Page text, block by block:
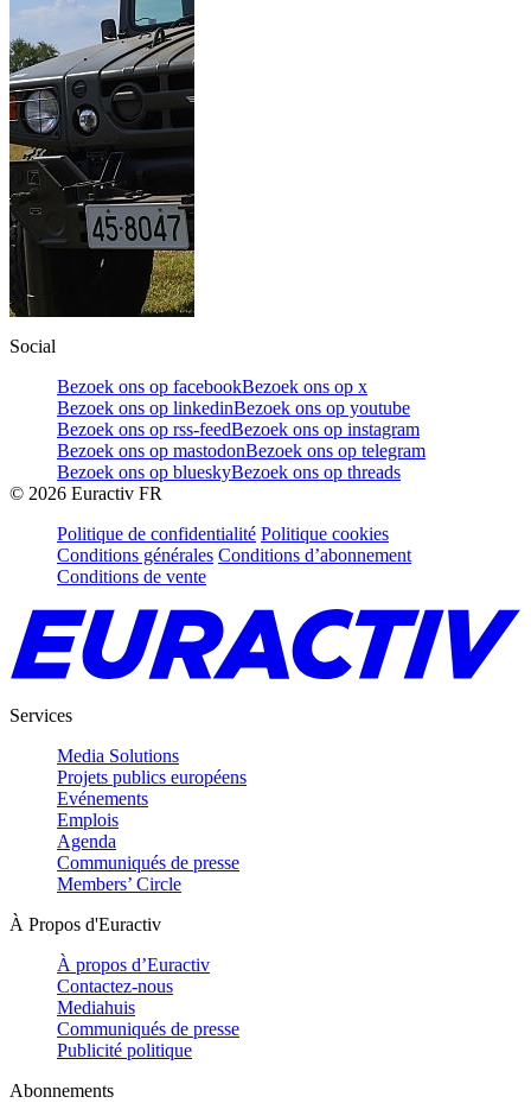
Social
Bezoek ons op facebookBezoek ons op x
Bezoek ons op linkedinBezoek ons op youtube
Bezoek ons op rss-feedBezoek ons op instagram
Bezoek ons op mastodonBezoek ons op telegram
Bezoek ons op blueskyBezoek ons op threads
© 2026 Euractiv FR
Politique de confidentialité Politique cookies
Conditions générales Conditions d’abonnement
Conditions de vente
Services
Media Solutions
Projets publics européens
Evénements
Emplois
Agenda
Communiqués de presse
Members’ Circle
À Propos d'Euractiv
À propos d’Euractiv
Contactez-nous
Mediahuis
Communiqués de presse
Publicité politique
Abonnements